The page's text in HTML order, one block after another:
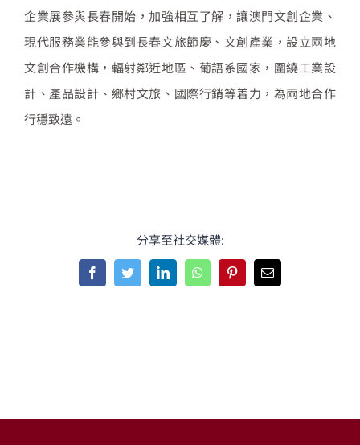
企業展參與長春開始，加強相互了解，讓澳門文創企業、
現代服務業能參與到長春文旅節慶、文創產業，設立兩地
文創合作機構，輻射鄰近地區、葡語系國家，圍繞工業設
計、產品設計、鄉村文旅、國際行銷等着力，為兩地合作
行穩致遠。
分享至社交媒體:
FacebookTwitterLinkedInWhatsAppPinterestEmail